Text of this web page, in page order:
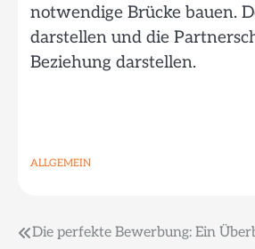
notwendige Brücke bauen.
darstellen und die
Beziehung darstellen.
ALLGEMEIN
Beitragsnavigation
Die perfekte Bewerbung: Ein